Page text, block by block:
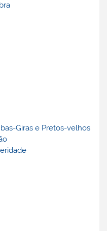
Giras e Pretos-velhos